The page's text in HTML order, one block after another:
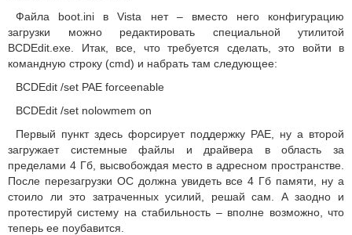
Файла boot.ini в Vista нет – вместо него конфигурацию
загрузки можно редактировать специальной утилитой
BCDEdit.exe. Итак, все, что требуется сделать, это войти в
командную строку (cmd) и набрать там следующее:
BCDEdit /set PAE forceenable
BCDEdit /set nolowmem on
Первый пункт здесь форсирует поддержку PAE, ну а второй
загружает системные файлы и драйвера в область за
пределами 4 Гб, высвобождая место в адресном пространстве.
После перезагрузки ОС должна увидеть все 4 Гб памяти, ну а
стоило ли это затраченных усилий, решай сам. А заодно и
протестируй систему на стабильность – вполне возможно, что
теперь ее поубавится.